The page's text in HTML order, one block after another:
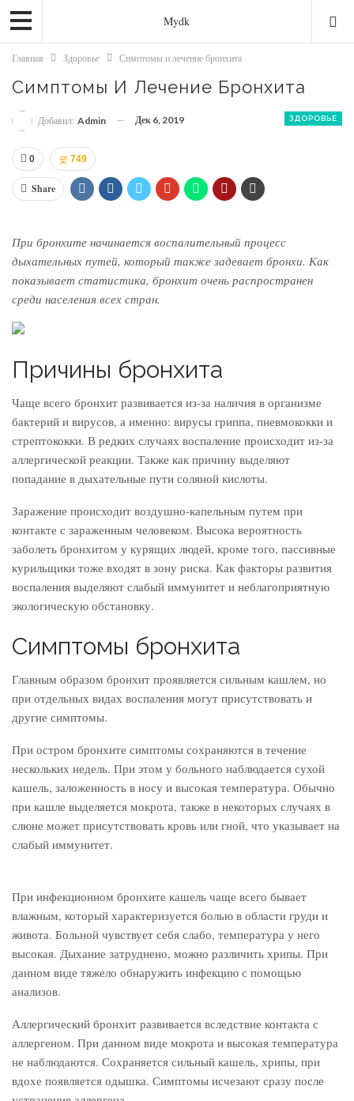
Mydk
Главная Здоровье Симптомы и лечение бронхита
Симптомы И Лечение Бронхита
ЗДОРОВЬЕ
Добавил: Admin Дек 6, 2019
0 749
Share
При бронхите начинается воспалительный процесс
дыхательных путей, который также задевает бронхи. Как
показывает статистика, бронхит очень распространен
среди населения всех стран.
Причины бронхита
Чаще всего бронхит развивается из-за наличия в организме
бактерий и вирусов, а именно: вирусы гриппа, пневмококки и
стрептококки. В редких случаях воспаление происходит из-за
аллергической реакции. Также как причину выделяют
попадание в дыхательные пути соляной кислоты.
Заражение происходит воздушно-капельным путем при
контакте с зараженным человеком. Высока вероятность
заболеть бронхитом у курящих людей, кроме того, пассивные
курильщики тоже входят в зону риска. Как факторы развития
воспаления выделяют слабый иммунитет и неблагоприятную
экологическую обстановку.
Симптомы бронхита
Главным образом бронхит проявляется сильным кашлем, но
при отдельных видах воспаления могут присутствовать и
другие симптомы.
При остром бронхите симптомы сохраняются в течение
нескольких недель. При этом у больного наблюдается сухой
кашель, заложенность в носу и высокая температура. Обычно
при кашле выделяется мокрота, также в некоторых случаях в
слюне может присутствовать кровь или гной, что указывает на
слабый иммунитет.
При инфекционном бронхите кашель чаще всего бывает
влажным, который характеризуется болью в области груди и
живота. Больной чувствует себя слабо, температура у него
высокая. Дыхание затруднено, можно различить хрипы. При
данном виде тяжело обнаружить инфекцию с помощью
анализов.
Аллергический бронхит развивается вследствие контакта с
аллергеном. При данном виде мокрота и высокая температура
не наблюдаются. Сохраняется сильный кашель, хрипы, при
вдохе появляется одышка. Симптомы исчезают сразу после